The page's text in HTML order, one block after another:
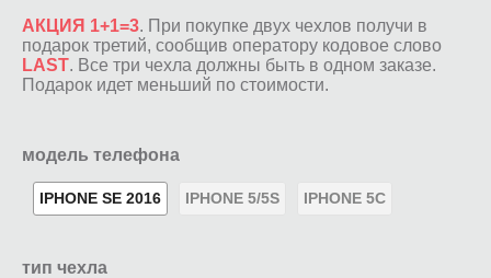
АКЦИЯ 1+1=3. При покупке двух чехлов получи в
подарок третий, сообщив оператору кодовое слово
LAST. Все три чехла должны быть в одном заказе.
Подарок идет меньший по стоимости.
модель телефона
IPHONE SE 2016 IPHONE 5/5S IPHONE 5C
тип чехла